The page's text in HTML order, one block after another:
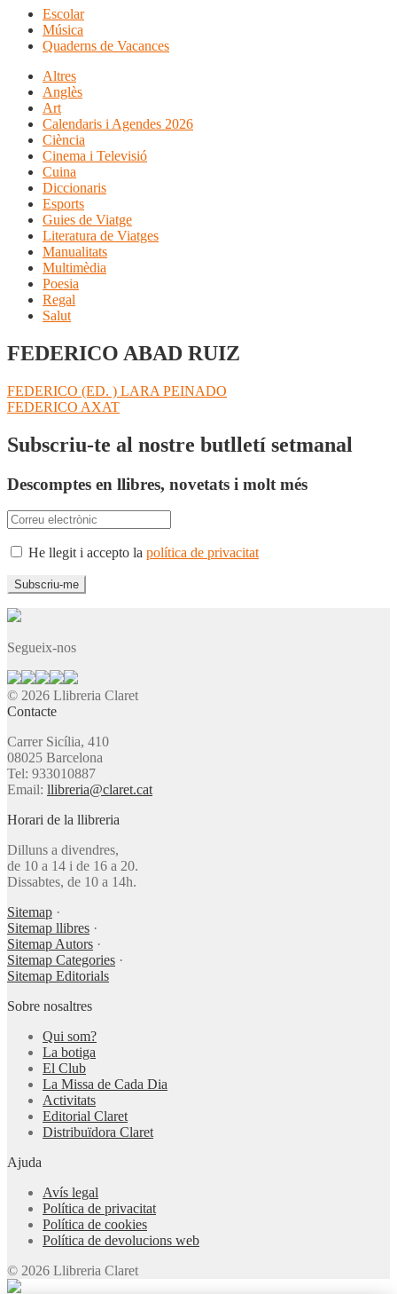
Escolar
Música
Quaderns de Vacances
Altres
Anglès
Art
Calendaris i Agendes 2026
Ciència
Cinema i Televisió
Cuina
Diccionaris
Esports
Guies de Viatge
Literatura de Viatges
Manualitats
Multimèdia
Poesia
Regal
Salut
FEDERICO ABAD RUIZ
Navegació
d'entrades
Entrada
anterior:
FEDERICO (ED. ) LARA PEINADO
Pròxima
FEDERICO AXAT
Subscriu-te al nostre butlletí setmanal
Descomptes en llibres, novetats i molt més
He llegit i accepto la política de privacitat
Segueix-nos
© 2026 Llibreria Claret
Contacte
Carrer Sicília, 410
08025 Barcelona
Tel: 933010887
Email: llibreria@claret.cat
Horari de la llibreria
Dilluns a divendres,
de 10 a 14 i de 16 a 20.
Dissabtes, de 10 a 14h.
Sitemap ·
Sitemap llibres ·
Sitemap Autors ·
Sitemap Categories ·
Sitemap Editorials
Sobre nosaltres
Qui som?
La botiga
El Club
La Missa de Cada Dia
Activitats
Editorial Claret
Distribuïdora Claret
Ajuda
Avís legal
Política de privacitat
Política de cookies
Política de devolucions web
© 2026 Llibreria Claret